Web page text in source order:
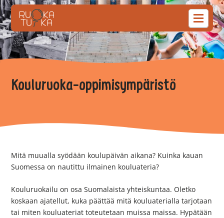
Kouluruoka-oppimisympäristö
Mitä muualla syödään koulupäivän aikana? Kuinka kauan
Suomessa on nautittu ilmainen kouluateria?
Kouluruokailu on osa Suomalaista yhteiskuntaa. Oletko
koskaan ajatellut, kuka päättää mitä kouluaterialla tarjotaan
tai miten kouluateriat toteutetaan muissa maissa. Hypätään